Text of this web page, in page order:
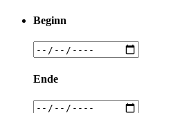
Beginn
Ende